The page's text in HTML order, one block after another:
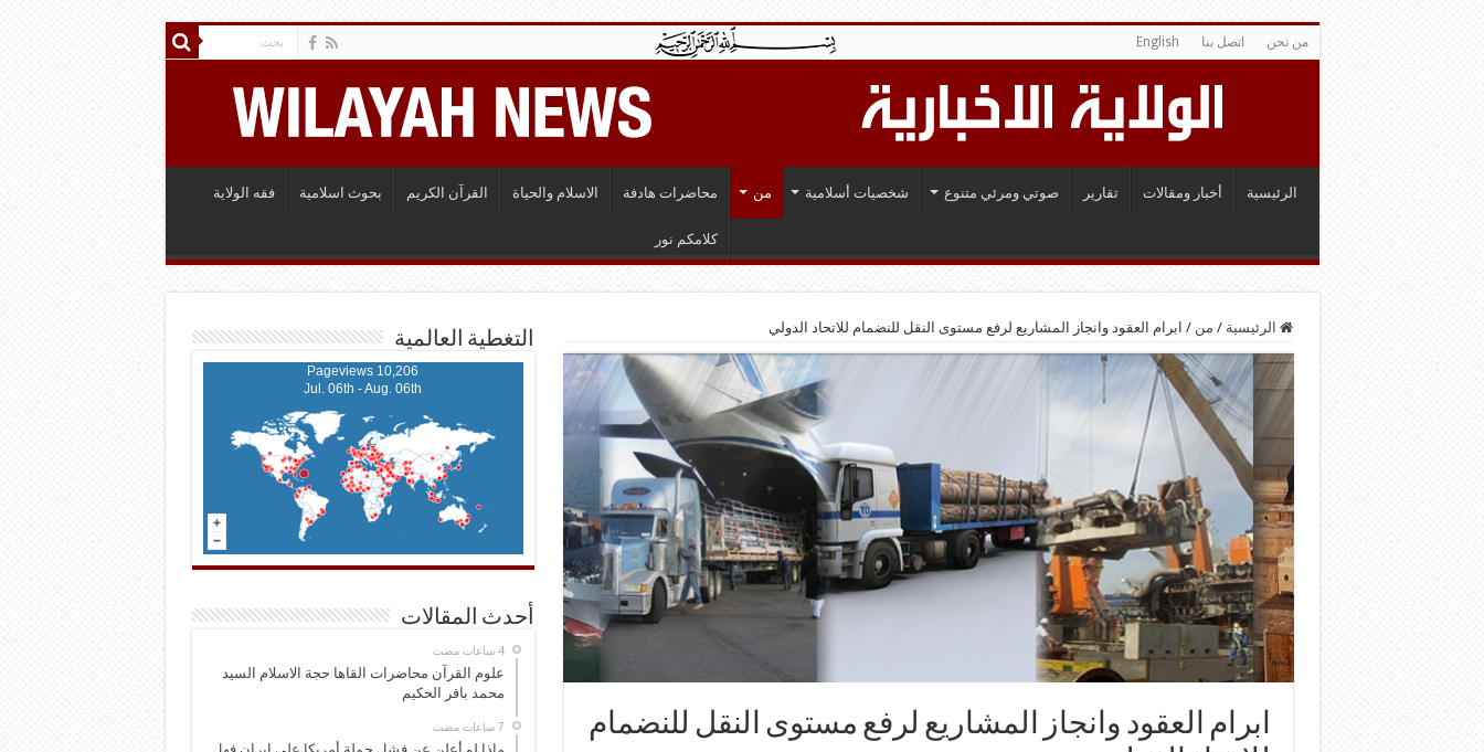
من نحن اتصل بنا English
الرئيسية أخبار ومقالات تقارير صوتي ومرئي متنوع شخصيات أسلامية من محاضرات هادفة الاسلام والحياة القرآن الكريم بحوث اسلامية فقه الولاية
كلامكم نور
الرئيسية / من / ابرام العقود وانجاز المشاريع لرفع مستوى النقل للنضمام للاتحاد الدولي
ابرام العقود وانجاز المشاريع لرفع مستوى النقل للنضمام
التغطية العالمية
10,206 Pageviews
Jul. 06th - Aug. 06th
أحدث المقالات
‏4 ساعات مضت
علوم القرآن محاضرات القاها حجة الاسلام السيد
محمد باقر الحكيم